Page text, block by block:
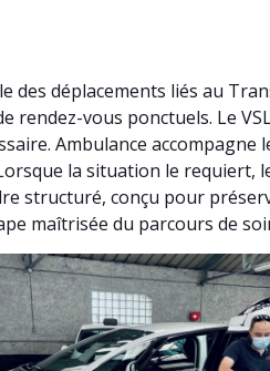
des déplacements liés au
rendez-vous ponctuels. Le
Ambulance accompagne
la situation le requiert,
structuré, conçu pour
maîtrisée du parcours de